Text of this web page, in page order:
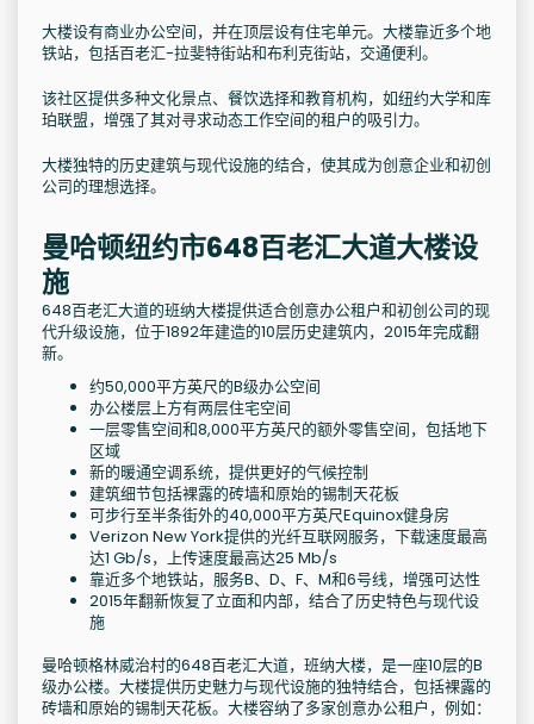
大楼设有商业办公空间，并在顶层设有住宅单元。大楼靠近多个地
铁站，包括百老汇-拉斐特街站和布利克街站，交通便利。
该社区提供多种文化景点、餐饮选择和教育机构，如纽约大学和库
珀联盟，增强了其对寻求动态工作空间的租户的吸引力。
大楼独特的历史建筑与现代设施的结合，使其成为创意企业和初创
公司的理想选择。
曼哈顿纽约市648百老汇大道大楼设
施
648百老汇大道的班纳大楼提供适合创意办公租户和初创公司的现
代升级设施，位于1892年建造的10层历史建筑内，2015年完成翻
新。
约50,000平方英尺的B级办公空间
办公楼层上方有两层住宅空间
一层零售空间和8,000平方英尺的额外零售空间，包括地下
区域
新的暖通空调系统，提供更好的气候控制
建筑细节包括裸露的砖墙和原始的锡制天花板
可步行至半条街外的40,000平方英尺Equinox健身房
Verizon New York提供的光纤互联网服务，下载速度最高
达1 Gb/s，上传速度最高达25 Mb/s
靠近多个地铁站，服务B、D、F、M和6号线，增强可达性
2015年翻新恢复了立面和内部，结合了历史特色与现代设
施
曼哈顿格林威治村的648百老汇大道，班纳大楼，是一座10层的B
级办公楼。大楼提供历史魅力与现代设施的独特结合，包括裸露的
砖墙和原始的锡制天花板。大楼容纳了多家创意办公租户，例如：